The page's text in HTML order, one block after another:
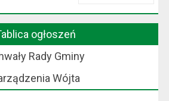
ogłoszeń
Rady Gminy
Wójta